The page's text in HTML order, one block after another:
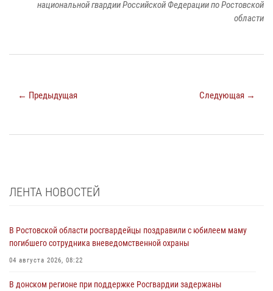
национальной гвардии Российской Федерации по Ростовской
области
← Предыдущая Следующая →
ЛЕНТА НОВОСТЕЙ
В Ростовской области росгвардейцы поздравили с юбилеем маму
погибшего сотрудника вневедомственной охраны
04 августа 2026, 08:22
В донском регионе при поддержке Росгвардии задержаны